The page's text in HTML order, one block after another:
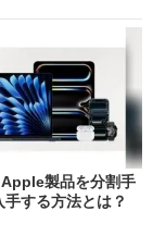
製品を分割手
する方法とは？